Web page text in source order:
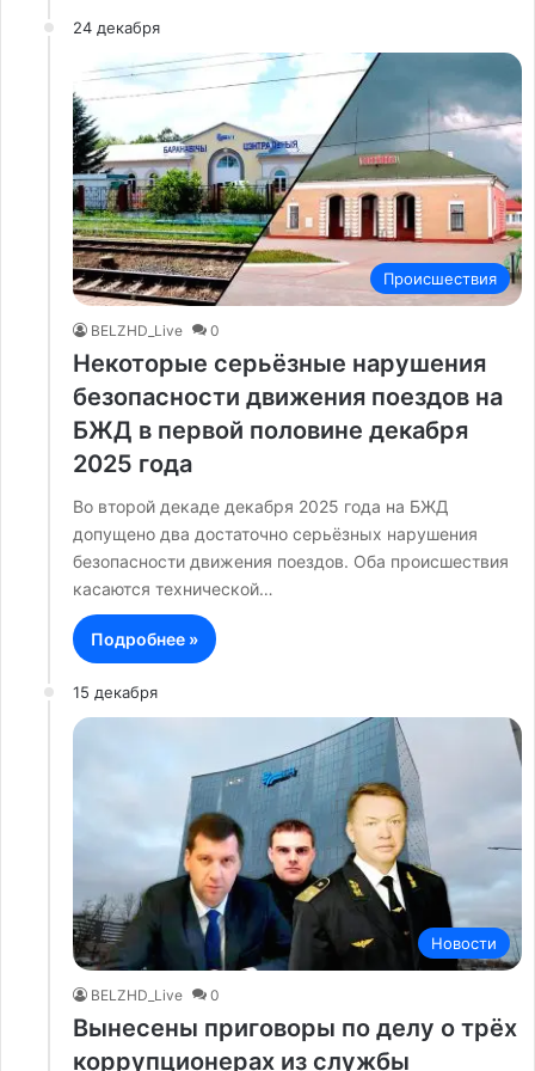
24 декабря
Происшествия
BELZHD_Live 0
Некоторые серьёзные нарушения
безопасности движения поездов на
БЖД в первой половине декабря
2025 года
Во второй декаде декабря 2025 года на БЖД
допущено два достаточно серьёзных нарушения
безопасности движения поездов. Оба происшествия
касаются технической…
Подробнее »
15 декабря
Новости
BELZHD_Live 0
Вынесены приговоры по делу о трёх
коррупционерах из службы